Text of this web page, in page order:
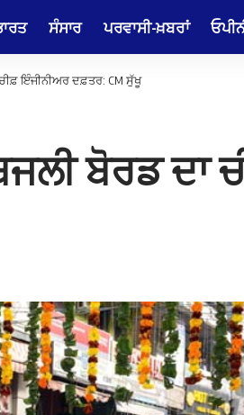
ਸੰਸਾਰ ਪਰਵਾਸੀ-ਖ਼ਬਰਾਂ
ਇੰਜੀਨੀਅਰ ਦਫ਼ਤਰ: CM ਸੁੱਖੂ
ਬੋਰਡ